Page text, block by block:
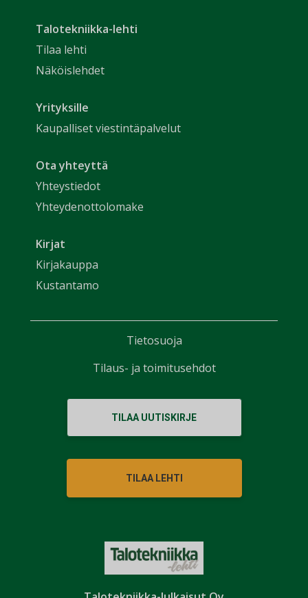
Talotekniikka-lehti
Tilaa lehti
Näköislehdet
Yrityksille
Kaupalliset viestintäpalvelut
Ota yhteyttä
Yhteystiedot
Yhteydenottolomake
Kirjat
Kirjakauppa
Kustantamo
TILAA UUTISKIRJE
TILAA LEHTI
Tietosuoja
Tilaus- ja toimitusehdot